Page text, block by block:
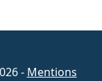
- Mentions